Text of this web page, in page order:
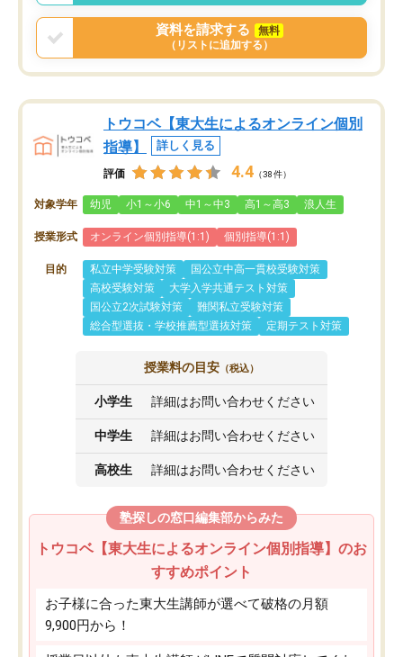
資料を請求する
無料
（リストに追加する）
トウコベ【東大生によるオンライン個別
指導】
詳しく見る
評価 4.4 （38件）
対象学年 幼児 小1～小6 中1～中3 高1～高3 浪人生
授業形式 オンライン個別指導(1:1) 個別指導(1:1)
目的 私立中学受験対策
国公立中高一貫校受験対策
高校受験対策
大学入学共通テスト対策
国公立2次試験対策
難関私立受験対策
総合型選抜・学校推薦型選抜対策
定期テスト対策
授業料の目安 （税込）
小学生 詳細はお問い合わせください
中学生 詳細はお問い合わせください
高校生 詳細はお問い合わせください
塾探しの窓口編集部からみた
トウコベ【東大生によるオンライン個別指導】のお
すすめポイント
お子様に合った東大生講師が選べて破格の月額
9,900円から！